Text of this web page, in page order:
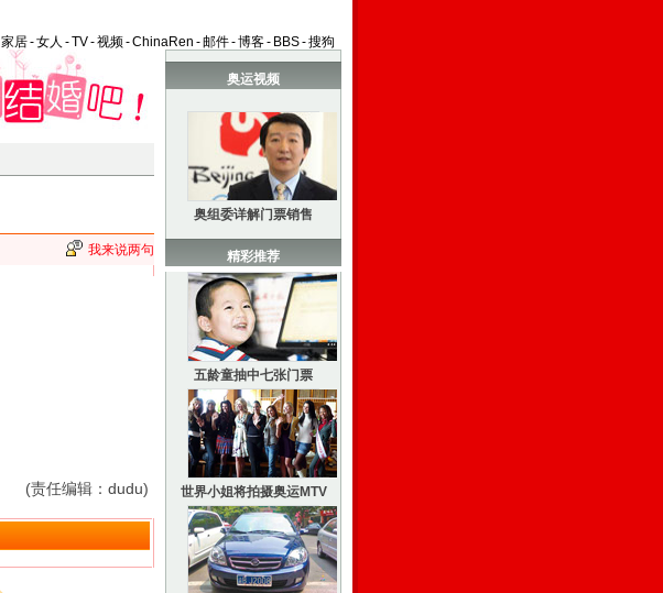
家居-女人 -TV-视频-ChinaRen -邮件-博客- BBS-搜狗
我来说两句
(责任编辑：dudu)
奥运视频
奥组委详解门票销售
精彩推荐
五龄童抽中七张门票
世界小姐将拍摄奥运MTV